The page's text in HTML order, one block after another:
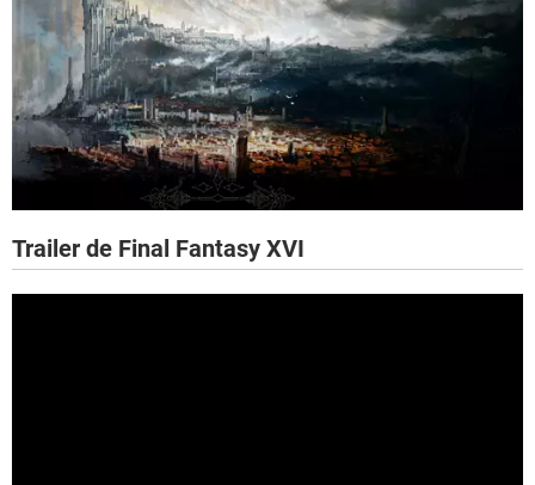
Trailer de Final Fantasy XVI